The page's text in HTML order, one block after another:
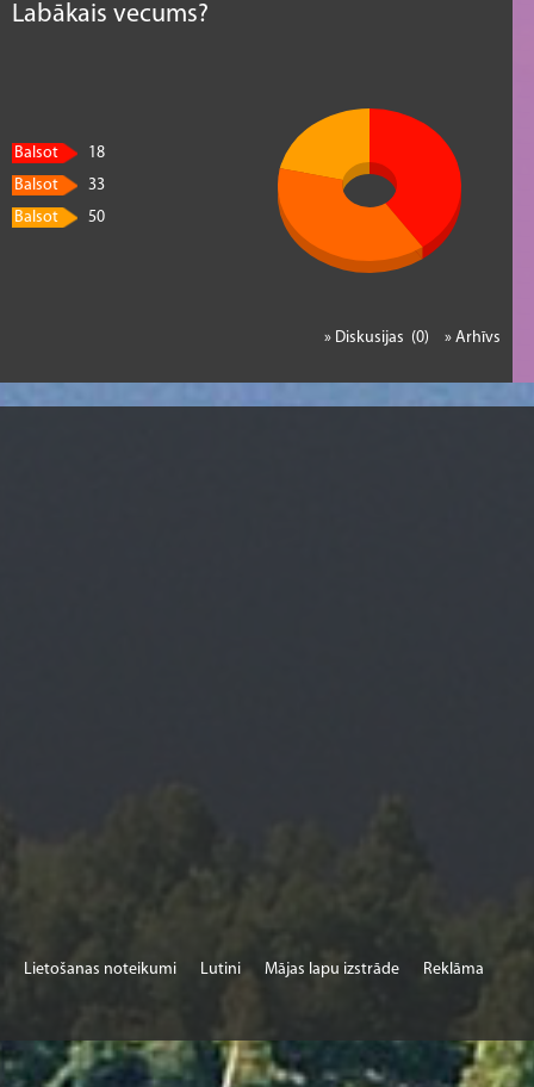
Labākais vecums?
Balsot
18
Balsot
33
Balsot
50
» Arhīvs
» Diskusijas (0)
Lietošanas noteikumi Lutini Mājas lapu izstrāde Reklāma